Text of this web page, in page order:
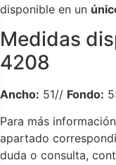
disponible en un
Medidas
4208
Ancho: 51// Fondo:
Para más
apartado
duda o consulta,